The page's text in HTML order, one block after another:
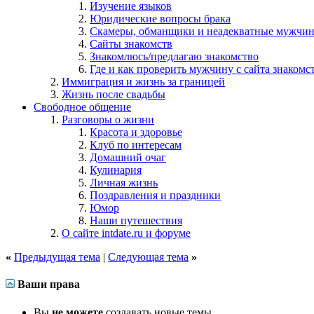
Изучение языков
Юридические вопросы брака
Скамеры, обманщики и неадекватные
Сайты знакомств
Знакомлюсь/предлагаю знакомство
Где и как проверить мужчину с сайта
Иммиграция и жизнь за границей
Жизнь после свадьбы
Свободное общение
Разговоры о жизни
Красота и здоровье
Клуб по интересам
Домашний очаг
Кулинария
Личная жизнь
Поздравления и праздники
Юмор
Наши путешествия
О сайте intdate.ru и форуме
« Предыдущая тема | Следующая тема »
Ваши права